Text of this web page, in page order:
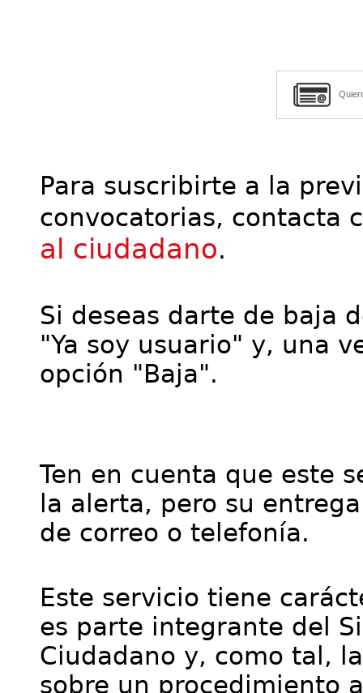
Para suscribirte a la
convocatorias, contacta
al ciudadano.
Si deseas darte de baja
"Ya soy usuario" y, una
opción "Baja".
Ten en cuenta que este
la alerta, pero su
de correo o telefonía.
Este servicio tiene
es parte integrante del
Ciudadano y, como tal,
sobre un procedimiento